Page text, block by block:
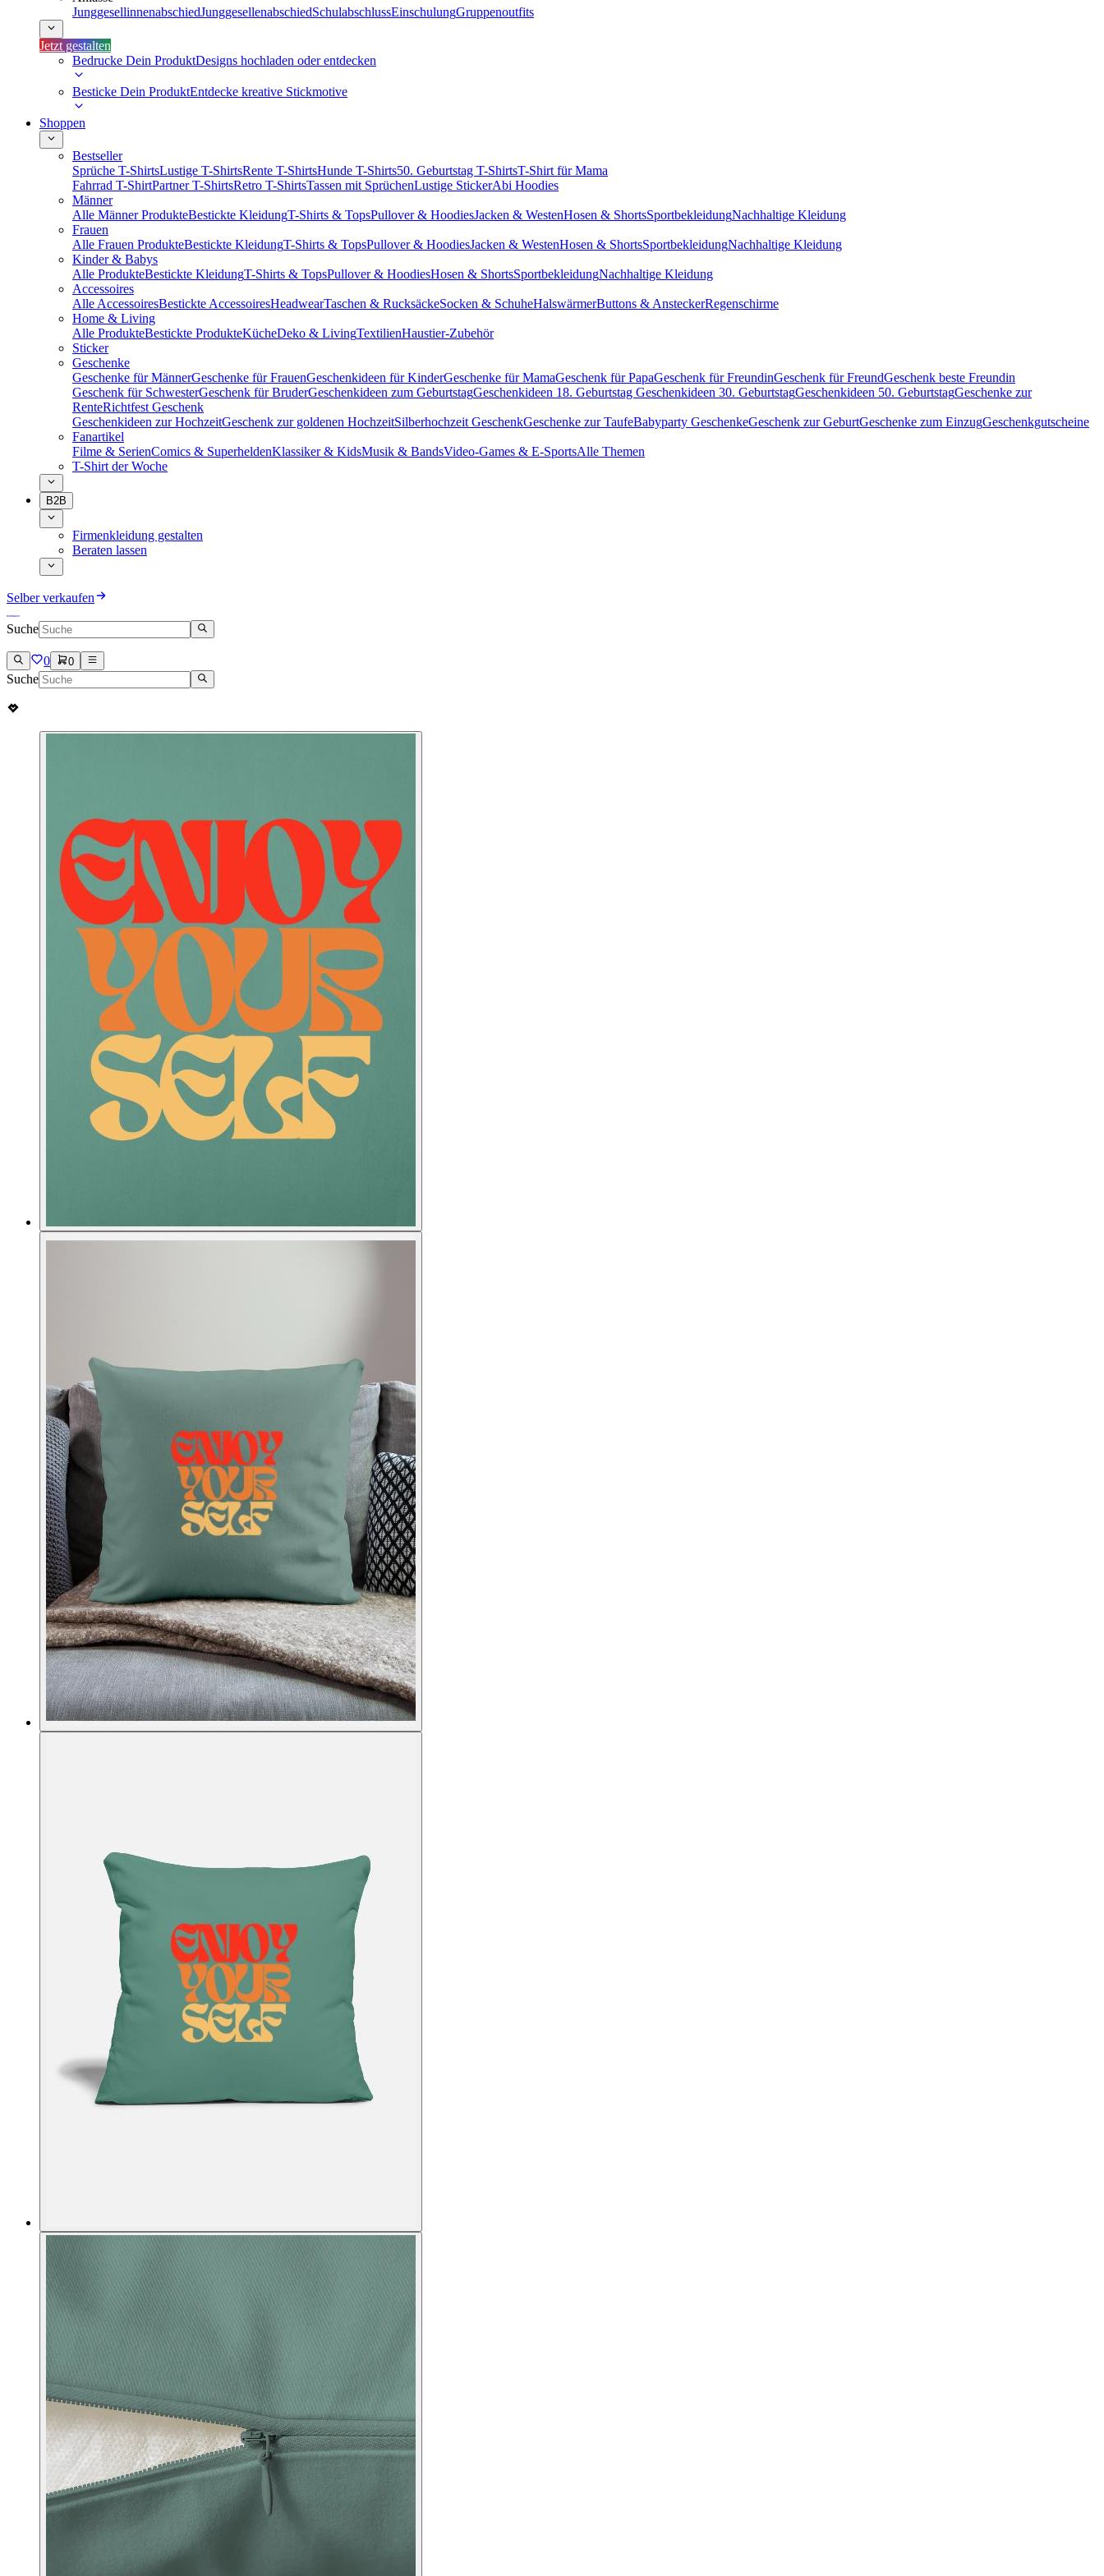
JunggesellinnenabschiedJunggesellenabschiedSchulabschlussEinschulungGruppenoutfits
Jetzt gestalten
Bedrucke Dein ProduktDesigns hochladen oder entdecken
Besticke Dein ProduktEntdecke kreative Stickmotive
Shoppen
Bestseller
Sprüche T-ShirtsLustige T-ShirtsRente T-ShirtsHunde T-Shirts50. Geburtstag T-ShirtsT-Shirt für Mama
Fahrrad T-ShirtPartner T-ShirtsRetro T-ShirtsTassen mit SprüchenLustige StickerAbi Hoodies
Männer
Alle Männer ProdukteBestickte KleidungT-Shirts & TopsPullover & HoodiesJacken & WestenHosen & ShortsSportbekleidungNachhaltige Kleidung
Frauen
Alle Frauen ProdukteBestickte KleidungT-Shirts & TopsPullover & HoodiesJacken & WestenHosen & ShortsSportbekleidungNachhaltige Kleidung
Kinder & Babys
Alle ProdukteBestickte KleidungT-Shirts & TopsPullover & HoodiesHosen & ShortsSportbekleidungNachhaltige Kleidung
Accessoires
Alle AccessoiresBestickte AccessoiresHeadwearTaschen & RucksäckeSocken & SchuheHalswärmerButtons & AnsteckerRegenschirme
Home & Living
Alle ProdukteBestickte ProdukteKücheDeko & LivingTextilienHaustier-Zubehör
Sticker
Geschenke
Geschenke für MännerGeschenke für FrauenGeschenkideen für KinderGeschenke für MamaGeschenk für PapaGeschenk für FreundinGeschenk für FreundGeschenk beste Freundin
Geschenk für SchwesterGeschenk für BruderGeschenkideen zum GeburtstagGeschenkideen 18. Geburtstag Geschenkideen 30. GeburtstagGeschenkideen 50. GeburtstagGeschenke zur
RenteRichtfest Geschenk
Geschenkideen zur HochzeitGeschenk zur goldenen HochzeitSilberhochzeit GeschenkGeschenke zur TaufeBabyparty GeschenkeGeschenk zur GeburtGeschenke zum EinzugGeschenkgutscheine
Fanartikel
Filme & SerienComics & SuperheldenKlassiker & KidsMusik & BandsVideo-Games & E-SportsAlle Themen
T-Shirt der Woche
B2B
Firmenkleidung gestalten
Beraten lassen
Selber verkaufen
Suche
0 0
Suche